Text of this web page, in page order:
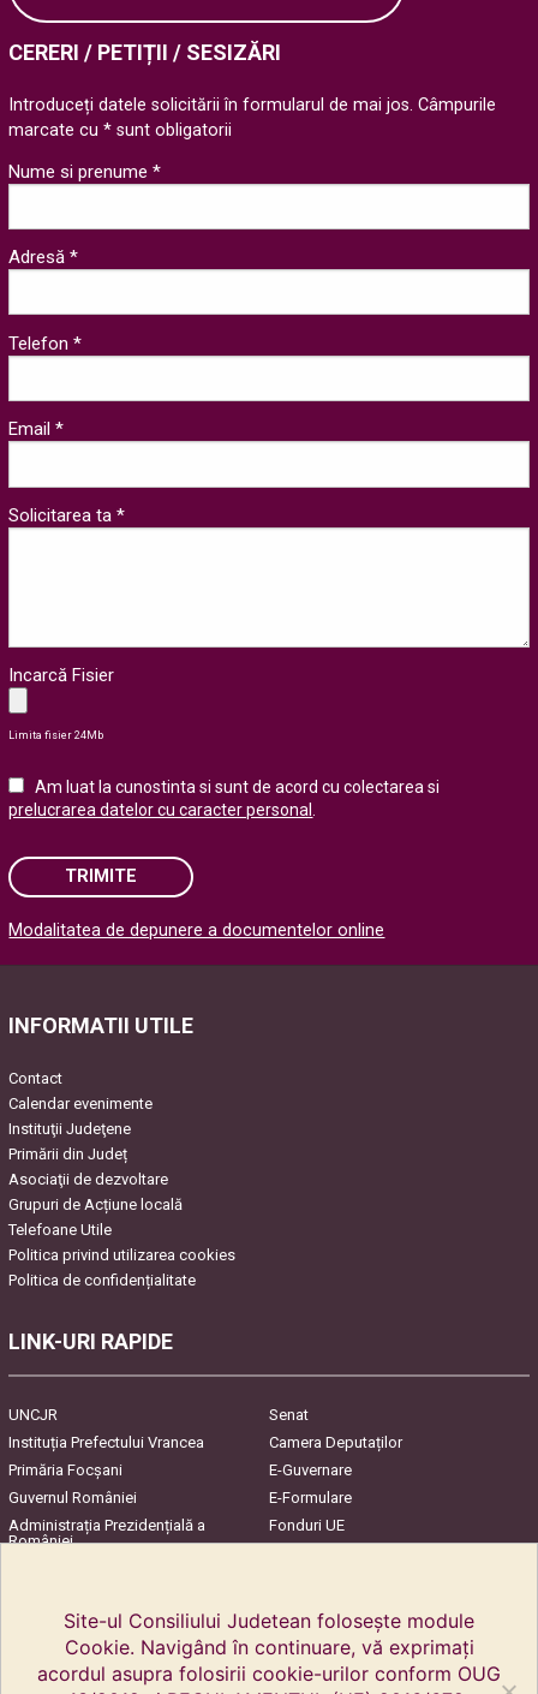
CERERI / PETIȚII / SESIZĂRI
Introduceți datele solicitării în formularul de mai jos. Câmpurile
marcate cu * sunt obligatorii
Nume si prenume *
Adresă *
Telefon *
Email *
Solicitarea ta *
Incarcă Fisier
Limita fisier 24Mb
Am luat la cunostinta si sunt de acord cu colectarea si
prelucrarea datelor cu caracter personal
TRIMITE
Please leave this field empty.
Modalitatea de depunere a documentelor online
INFORMATII UTILE
Contact
Calendar evenimente
Instituţii Judeţene
Primării din Județ
Asociaţii de dezvoltare
Grupuri de Acțiune locală
Telefoane Utile
Politica privind utilizarea cookies
Politica de confidențialitate
LINK-URI RAPIDE
UNCJR
Senat
Instituția Prefectului Vrancea
Camera Deputaților
Primăria Focşani
E-Guvernare
Guvernul României
E-Formulare
Administrația Prezidențială a
României
Fonduri UE
Site-ul Consiliului Judetean folosește module
Cookie. Navigând în continuare, vă exprimați
acordul asupra folosirii cookie-urilor conform OUG